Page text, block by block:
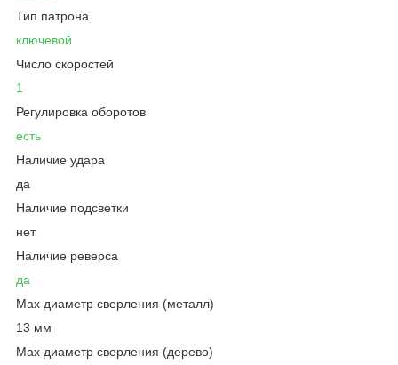
Тип патрона
ключевой
Число скоростей
1
Регулировка оборотов
есть
Наличие удара
да
Наличие подсветки
нет
Наличие реверса
да
Max диаметр сверления (металл)
13 мм
Мах диаметр сверления (дерево)